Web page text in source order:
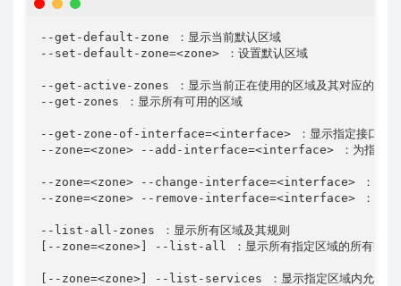
--get-default-zone ：显示当前默认区域
--set-default-zone=<zone> ：设置默认区域
--get-active-zones ：显示当前正在使用的区域及其对应的网卡
--get-zones ：显示所有可用的区域
--get-zone-of-interface=<interface> ：显示指定接口绑定
--zone=<zone> --add-interface=<interface> ：为指定接
--zone=<zone> --change-interface=<interface> ：为指定
--zone=<zone> --remove-interface=<interface> ：为指定
--list-all-zones ：显示所有区域及其规则
[--zone=<zone>] --list-all ：显示所有指定区域的所有规则，
[--zone=<zone>] --list-services ：显示指定区域内允许访